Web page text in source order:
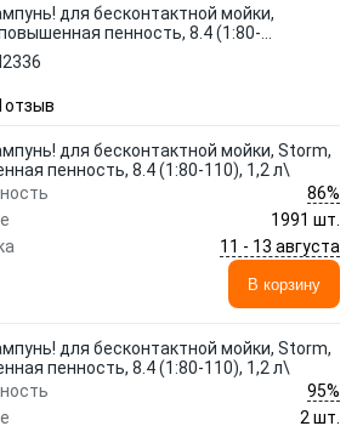
для бесконтактной мойки,
пенность, 8.4 (1:80-
л\
отзыв
для бесконтактной мойки, Storm,
пенность, 8.4 (1:80-110), 1,2 л\
86%
1991 шт.
11 - 13 августа
В корзину
для бесконтактной мойки, Storm,
пенность, 8.4 (1:80-110), 1,2 л\
95%
2 шт.